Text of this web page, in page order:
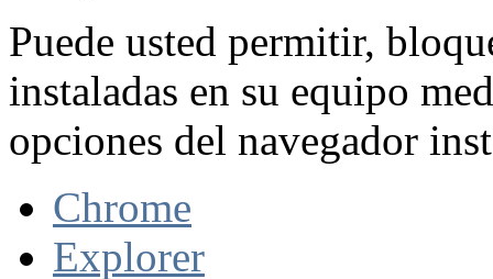
Puede usted permitir,
instaladas en su equipo
opciones del navegador
Chrome
Explorer